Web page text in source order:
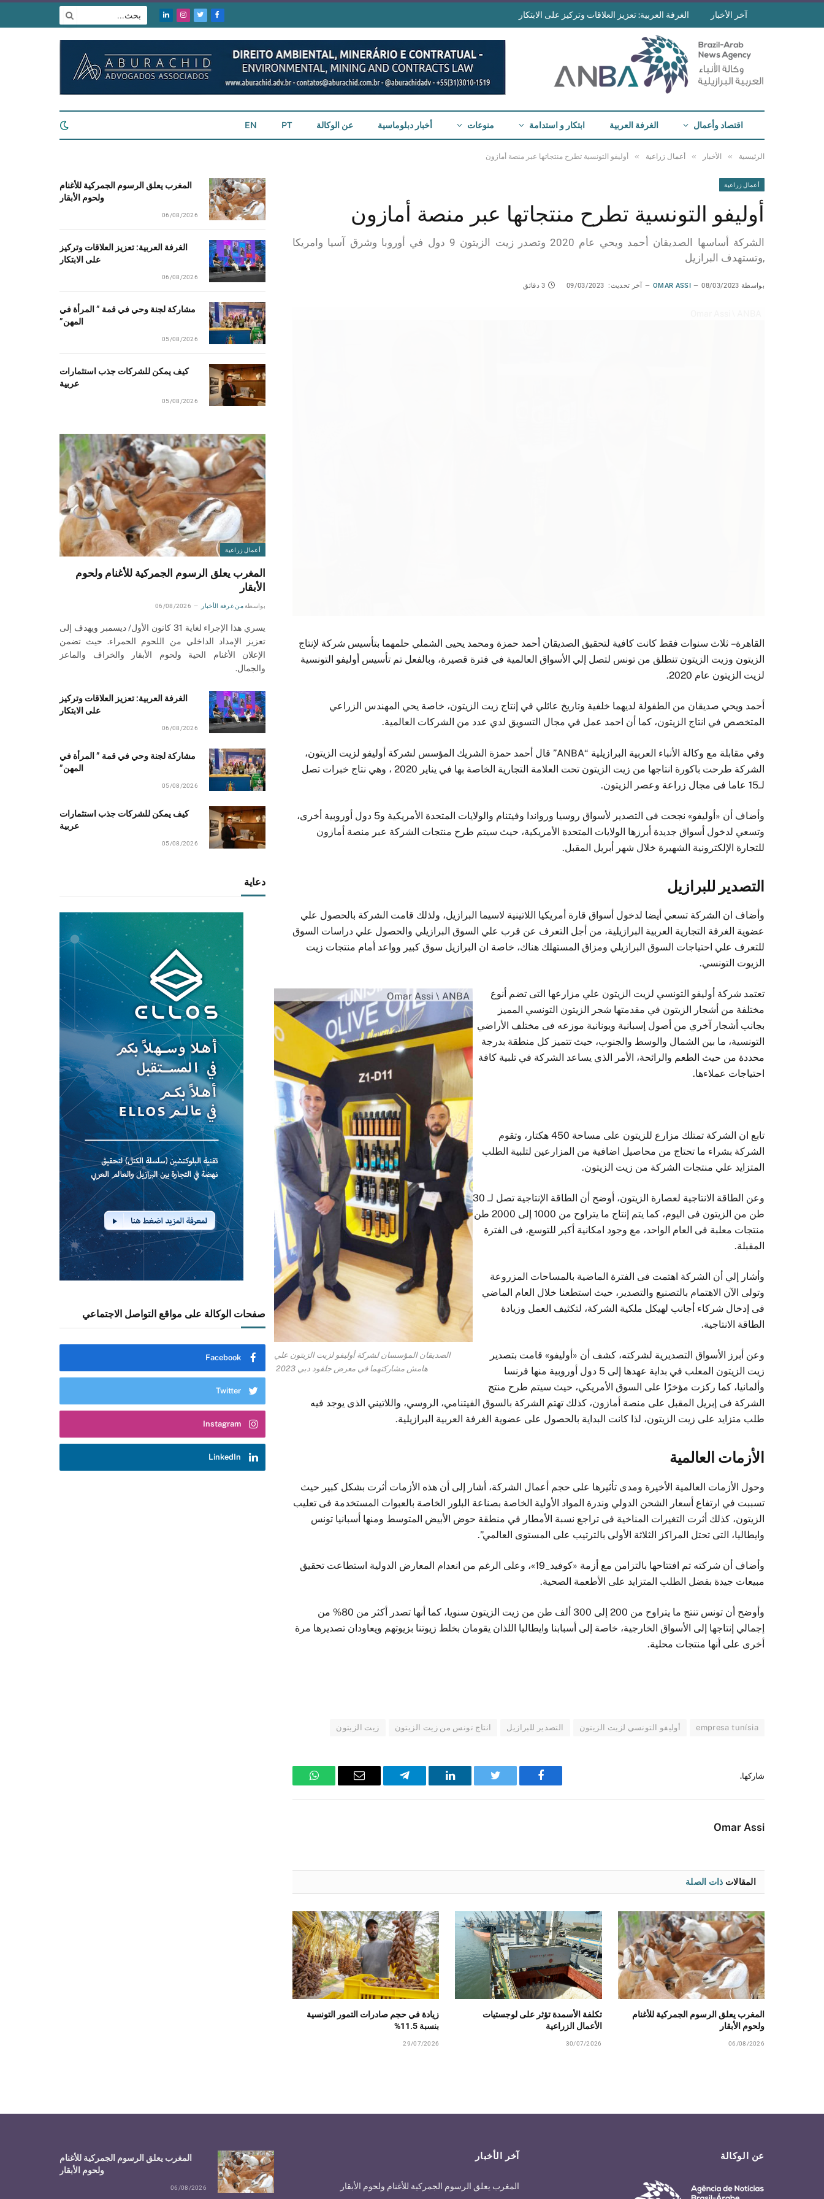
آخر الأخبار الغرفة العربية: تعزيز العلاقات وتركيز على الابتكار
فيسبوكتويترالانستغرام
لينكدإن
اقتصاد وأعمال الغرفة العربية ابتكار و استدامة منوعات أخبار دبلوماسية عن الوكالة PT
EN
الرئيسية » الأخبار » أعمال زراعية » أوليفو التونسية تطرح منتجاتها عبر منصة أمازون
أعمال زراعية
أوليفو التونسية تطرح منتجاتها عبر منصة أمازون
الشركة أساسها الصديقان أحمد ويحي عام 2020 وتصدر زيت الزيتون 9 دول في أوروبا وشرق آسيا وامريكا
,وتستهدف البرازيل
بواسطة OMAR ASSI 08/03/2023 آخر تحديث: 09/03/2023 3 دقائق
القاهرة – ثلاث سنوات فقط كانت كافية لتحقيق الصديقان أحمد حمزة ومحمد يحيى الشملي حلمهما بتأسيس شركة لإنتاج
الزيتون وزيت الزيتون تنطلق من تونس لتصل إلي الأسواق العالمية في فترة قصيرة، وبالفعل تم تأسيس أوليفو التونسية
لزيت الزيتون عام 2020.
أحمد ويحي صديقان من الطفولة لديهما خلفية وتاريخ عائلي في إنتاج زيت الزيتون، خاصة يحي المهندس الزراعي
المتخصص في انتاج الزيتون، كما أن احمد عمل في مجال التسويق لدي عدد من الشركات العالمية.
وفي مقابلة مع وكالة الأنباء العربية البرازيلية “ANBA” قال أحمد حمزة الشريك المؤسس لشركة أوليفو لزيت الزيتون،
الشركة طرحت باكورة انتاجها من زيت الزيتون تحت العلامة التجارية الخاصة بها في يناير 2020 ، وهي نتاج خبرات تصل
لـ15 عاما فى مجال زراعة وعصر الزيتون.
وأضاف أن «أوليفو» نجحت فى التصدير لأسواق روسيا ورواندا وفيتنام والولايات المتحدة الأمريكية و5 دول أوروبية أخرى،
وتسعي لدخول أسواق جديدة أبرزها الولايات المتحدة الأمريكية، حيث سيتم طرح منتجات الشركة عبر منصة أمازون
للتجارة الإلكترونية الشهيرة خلال شهر أبريل المقبل.
التصدير للبرازيل
وأضاف ان الشركة تسعي أيضا لدخول أسواق قارة أمريكيا اللاتينية لاسيما البرازيل، ولذلك قامت الشركة بالحصول علي
عضوية الغرفة التجارية العربية البرازيلية، من أجل التعرف عن قرب علي السوق البرازيلي والحصول علي دراسات السوق
للتعرف علي احتياجات السوق البرازيلي ومزاق المستهلك هناك، خاصة ان البرازيل سوق كبير وواعد أمام منتجات زيت
الزيوت التونسي.
Omar Assi \ ANBA
الصديقان المؤسسان لشركة أوليفو لزيت الزيتون علي
هامش مشاركتهما في معرض جلفود دبي 2023
تعتمد شركة أوليفو التونسي لزيت الزيتون علي مزارعها التى تضم أنوع
مختلفة من أشجار الزيتون في مقدمتها شجر الزيتون التونسي المميز
بجانب أشجار آخري من أصول إسبانية ويونانية موزعه فى مختلف الأراضي
التونسية، ما بين الشمال والوسط والجنوب، حيث تتميز كل منطقة بدرجة
محددة من حيث الطعم والرائحة، الأمر الذي يساعد الشركة في تلبية كافة
احتياجات عملاءها.
تابع ان الشركة تمتلك مزارع للزيتون على مساحة 450 هكتار، وتقوم
الشركة بشراء ما تحتاج من محاصيل اضافية من المزارعين لتلبية الطلب
المتزايد علي منتجات الشركة من زيت الزيتون.
وعن الطاقة الانتاجية لعصارة الزيتون، أوضح أن الطاقة الإنتاجية تصل لـ 30
طن من الزيتون فى اليوم، كما يتم إنتاج ما يتراوح من 1000 إلى 2000 طن
منتجات معلبة فى العام الواحد، مع وجود امكانية أكبر للتوسع، فى الفترة
المقبلة.
وأشار إلي أن الشركة اهتمت فى الفترة الماضية بالمساحات المزروعة
وتولى الآن الاهتمام بالتصنيع والتصدير، حيث استطعنا خلال العام الماضي
فى إدخال شركاء أجانب لهيكل ملكية الشركة، لتكثيف العمل وزيادة
الطاقة الانتاجية.
وعن أبرز الأسواق التصديرية لشركته، كشف أن «أوليفو» قامت بتصدير
زيت الزيتون المعلب في بداية عهدها إلى 5 دول أوروبية منها فرنسا
وألمانيا، كما ركزت مؤخرًا على السوق الأمريكي، حيث سيتم طرح منتج
الشركة فى إبريل المقبل على منصة أمازون، كذلك تهتم الشركة بالسوق الفيتنامي، الروسي، واللاتيني الذى يوجد فيه
طلب متزايد على زيت الزيتون، لذا كانت البداية بالحصول على عضوية الغرفة العربية البرازيلية.
الأزمات العالمية
وحول الأزمات العالمية الأخيرة ومدى تأثيرها على حجم أعمال الشركة، أشار إلى أن هذه الأزمات أثرت بشكل كبير حيث
تسببت في ارتفاع أسعار الشحن الدولي وندرة المواد الأولية الخاصة بصناعة البلور الخاصة بالعبوات المستخدمة فى تعليب
الزيتون، كذلك أثرت التغيرات المناخية فى تراجع نسبة الأمطار في منطقة حوض الأبيض المتوسط ومنها أسبانيا تونس
وايطاليا، التى تحتل المراكز الثلاثة الأولى بالترتيب على المستوى العالمي”.
وأضاف أن شركته تم افتتاحها بالتزامن مع أزمة «كوفيد_19»، وعلى الرغم من انعدام المعارض الدولية استطاعت تحقيق
مبيعات جيدة بفضل الطلب المتزايد على الأطعمة الصحية.
وأوضح أن تونس تنتج ما يتراوح من 200 إلى 300 ألف طن من زيت الزيتون سنويا، كما أنها تصدر أكثر من 80% من
إجمالي إنتاجها إلى الأسواق الخارجية، خاصة إلى أسبابنا وايطاليا اللذان يقومان بخلط زيوتنا بزيوتهم ويعاودان تصديرها مرة
أخرى على أنها منتجات محلية.
empresa tunísia أوليفو التونسي لزيت الزيتون التصدير للبرازيل انتاج تونس من زيت الزيتون زيت الزيتون
شاركها.
فيسبوك تويتر لينكدإن تيلقرام
البريد
واتساب
Omar Assi
المقالات ذات الصلة
المغرب يعلق الرسوم الجمركية للأغنام
ولحوم الأبقار
06/08/2026
تكلفة الأسمدة تؤثر على لوجستيات
الأعمال الزراعية
30/07/2026
زيادة في حجم صادرات التمور التونسية
بنسبة 11.5%
29/07/2026
المغرب يعلق الرسوم الجمركية للأغنام
ولحوم الأبقار
06/08/2026
الغرفة العربية: تعزيز العلاقات وتركيز
على الابتكار
06/08/2026
مشاركة لجنة وحي في قمة ” المرأة في
المهن”
05/08/2026
كيف يمكن للشركات جذب استثمارات
عربية
05/08/2026
أعمال زراعية
المغرب يعلق الرسوم الجمركية للأغنام ولحوم
الأبقار
بواسطة من غرفة الأخبار 06/08/2026
يسري هذا الإجراء لغاية 31 كانون الأول/ ديسمبر ويهدف إلى
تعزيز الإمداد الداخلي من اللحوم الحمراء. حيث تضمن
الإعلان الأغنام الحية ولحوم الأبقار والخراف والماعز
والجمال.
الغرفة العربية: تعزيز العلاقات وتركيز
على الابتكار
06/08/2026
مشاركة لجنة وحي في قمة ” المرأة في
المهن”
05/08/2026
كيف يمكن للشركات جذب استثمارات
عربية
05/08/2026
دعاية
صفحات الوكالة على مواقع التواصل الاجتماعي
Facebook
Twitter
Instagram
LinkedIn
عن الوكالة آخر الأخبار
المغرب يعلق الرسوم الجمركية للأغنام ولحوم الأبقار
المغرب يعلق الرسوم الجمركية للأغنام
ولحوم الأبقار
06/08/2026